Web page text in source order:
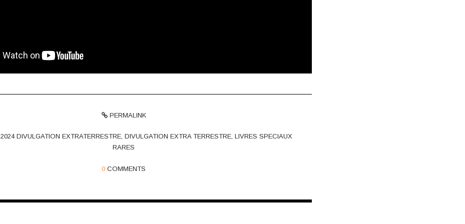
PERMALINK
2024 DIVULGATION EXTRATERRESTRE, DIVULGATION EXTRA TERRESTRE, LIVRES SPECIAUX
RARES
0 COMMENTS